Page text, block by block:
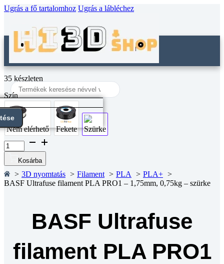
Ugrás a fő tartalomhoz Ugrás a lábléchez
Search
...
35 készleten
Szín
Nem elérhető Fekete
Szürke
BASF
Ultrafuse
filament
PLA
PRO1
-
mennyiség
Kosárba
3D nyomtatás Filament PLA
PLA+
BASF Ultrafuse filament PLA PRO1 – 1,75mm, 0,75kg – szürke
BASF Ultrafuse
filament PLA PRO1